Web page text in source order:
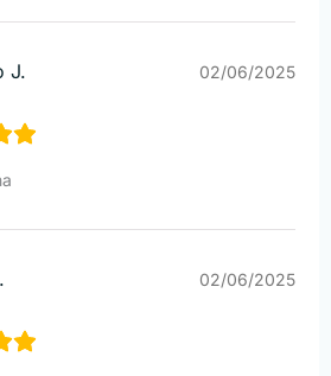
J. 02/06/2025
02/06/2025